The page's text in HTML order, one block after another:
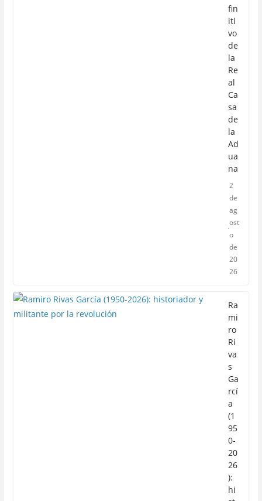
fin
iti
vo
de
la
Re
al
Ca
sa
de
la
Ad
ua
na
2
de
ag
ost
o
de
20
26
Ra
mi
ro
Ri
va
s
Ga
rcí
a
(1
95
0-
20
26
):
hi